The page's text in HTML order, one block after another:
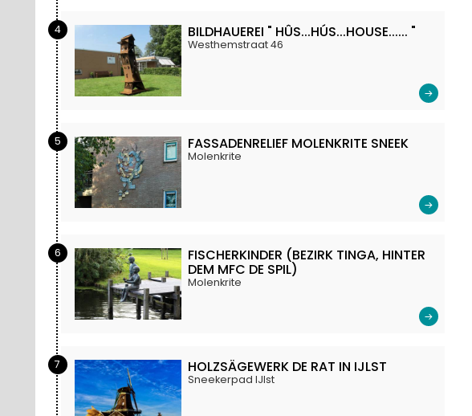
4 BILDHAUEREI " HÛS...HÚS...HOUSE...... "
Westhemstraat 46
5 FASSADENRELIEF MOLENKRITE SNEEK
Molenkrite
6 FISCHERKINDER (BEZIRK TINGA, HINTER
DEM MFC DE SPIL)
Molenkrite
7 HOLZSÄGEWERK DE RAT IN IJLST
Sneekerpad IJlst